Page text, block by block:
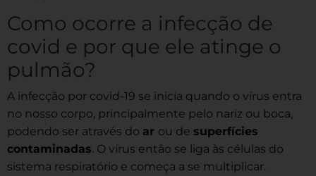
Como ocorre a infecção de
covid e por que ele atinge o
pulmão?
A infecção por covid-19 se inicia quando o vírus entra
no nosso corpo, principalmente pelo nariz ou boca,
podendo ser através do ar ou de superfícies
contaminadas. O vírus então se liga às células do
sistema respiratório e começa a se multiplicar.